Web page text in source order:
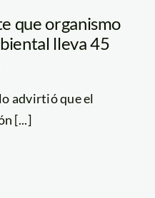
que organismo
lleva 45
advirtió que el
[...]